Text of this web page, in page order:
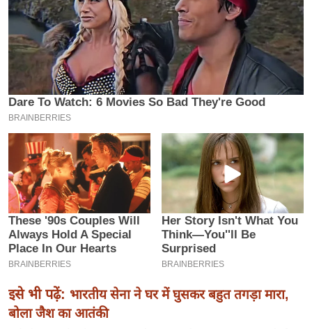
2
0
2
6
क्रा
इ
म
-
पे
प
र
मि
सा
ल
बे
इसे भी पढ़ें: भारतीय सेना ने घर में घुसकर बहुत तगड़ा मारा,
बोला जैश का आतंकी